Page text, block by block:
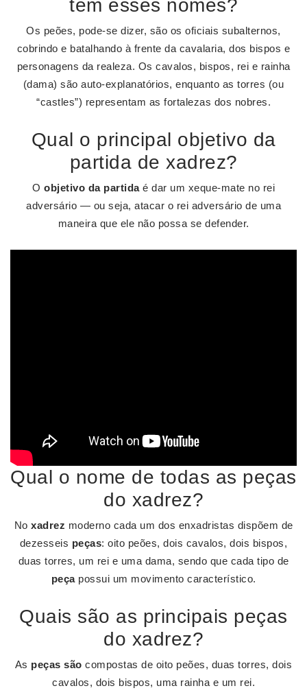
tem esses nomes?
Os peões, pode-se dizer, são os oficiais subalternos,
cobrindo e batalhando à frente da cavalaria, dos bispos e
personagens da realeza. Os cavalos, bispos, rei e rainha
(dama) são auto-explanatórios, enquanto as torres (ou
“castles”) representam as fortalezas dos nobres.
Qual o principal objetivo da
partida de xadrez?
O objetivo da partidaé dar um xeque-mate no rei
adversário — ou seja, atacar o rei adversário de uma
maneira que ele não possa se defender.
Qual o nome de todas as peças
do xadrez?
No xadrez moderno cada um dos enxadristas dispõem de
dezesseis peças: oito peões, dois cavalos, dois bispos,
duas torres, um rei e uma dama, sendo que cada tipo de
peçapossui um movimento característico.
Quais são as principais peças
do xadrez?
As peças são compostas de oito peões, duas torres, dois
cavalos, dois bispos, uma rainha e um rei.